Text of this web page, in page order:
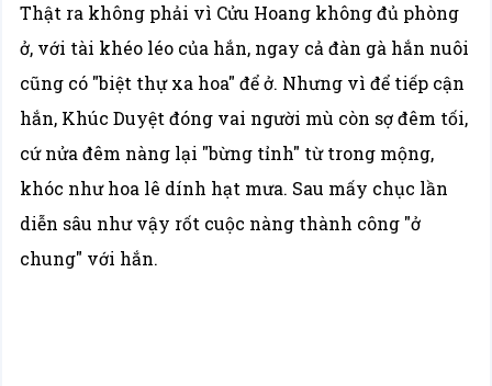
Thật ra không phải vì Cửu Hoang không đủ phòng
ở, với tài khéo léo của hắn, ngay cả đàn gà hắn nuôi
cũng có "biệt thự xa hoa" để ở. Nhưng vì để tiếp cận
hắn, Khúc Duyệt đóng vai người mù còn sợ đêm tối,
cứ nửa đêm nàng lại "bừng tỉnh" từ trong mộng,
khóc như hoa lê dính hạt mưa. Sau mấy chục lần
diễn sâu như vậy rốt cuộc nàng thành công "ở
chung" với hắn.